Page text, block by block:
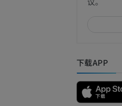
下载APP